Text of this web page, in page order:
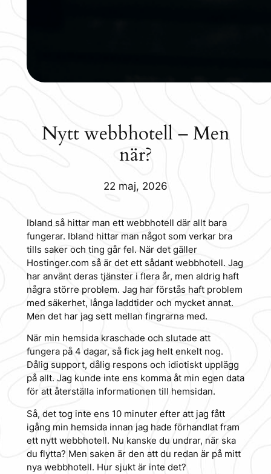
Nytt webbhotell – Men
när?
22 maj, 2026
Ibland så hittar man ett webbhotell där allt bara
fungerar. Ibland hittar man något som verkar bra
tills saker och ting går fel. När det gäller
Hostinger.com så är det ett sådant webbhotell. Jag
har använt deras tjänster i flera år, men aldrig haft
några större problem. Jag har förstås haft problem
med säkerhet, långa laddtider och mycket annat.
Men det har jag sett mellan fingrarna med.
När min hemsida kraschade och slutade att
fungera på 4 dagar, så fick jag helt enkelt nog.
Dålig support, dålig respons och idiotiskt upplägg
på allt. Jag kunde inte ens komma åt min egen data
för att återställa informationen till hemsidan.
Så, det tog inte ens 10 minuter efter att jag fått
igång min hemsida innan jag hade förhandlat fram
ett nytt webbhotell. Nu kanske du undrar, när ska
du flytta? Men saken är den att du redan är på mitt
nya webbhotell. Hur sjukt är inte det?